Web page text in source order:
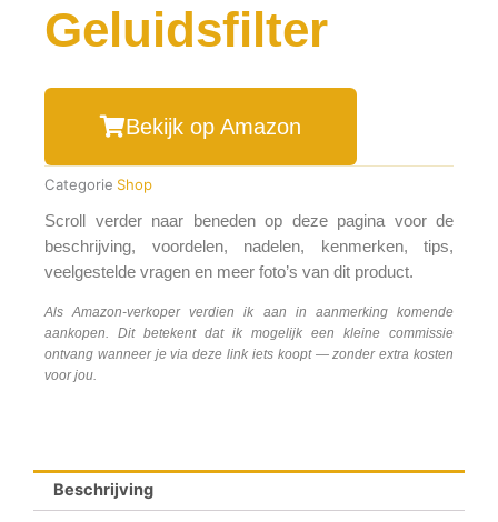
Geluidsfilter
Bekijk op Amazon
Categorie Shop
Scroll verder naar beneden op deze pagina voor de
beschrijving, voordelen, nadelen, kenmerken, tips,
veelgestelde vragen en meer foto’s van dit product.
Als Amazon-verkoper verdien ik aan in aanmerking komende
aankopen. Dit betekent dat ik mogelijk een kleine commissie
ontvang wanneer je via deze link iets koopt — zonder extra kosten
voor jou.
Beschrijving